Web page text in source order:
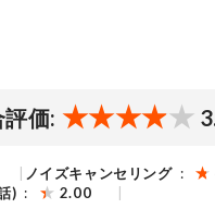
価:
ノイズキャンセリング
) 2.00